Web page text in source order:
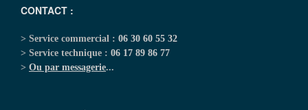
CONTACT :
> Service commercial : 06 30 60 55 32
> Service technique : 06 17 89 86 77
> Ou par messagerie...